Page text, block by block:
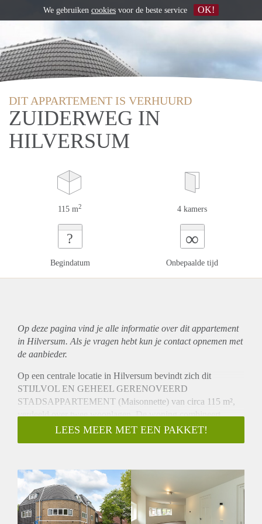
DIT APPARTEMENT IS VERHUURD
ZUIDERWEG IN
HILVERSUM
115 m2 4 kamers
?
Begindatum
∞
Onbepaalde tijd
Op deze pagina vind je alle informatie over ditappartement
in Hilversum. Als je vragen hebt kun je contact opnemen met
de aanbieder.
Op een centrale locatie in Hilversum bevindt zich dit
STIJLVOL EN GEHEEL GERENOVEERD
STADSAPPARTEMENT (Maisonnette) van circa 115 m²,
verdeeld over twee woonlagen. De woning combineert
comfort, ruimte en duurzaamheid met een warme en moderne
uitstraling. De royale leefruimte met karakteristieke ronde
naadloos aansluit op het wooncomfort van nu.
Met DRIE SLAAPKAMERS, een moderne badkamer en
een ruime loggia beschikt de woning over verrassend veel
leefruimte. Dankzij de hoogwaardige afwerking, uitstekende
LEES MEER MET EEN PAKKET!
We gebruiken cookies voor de beste service OK!